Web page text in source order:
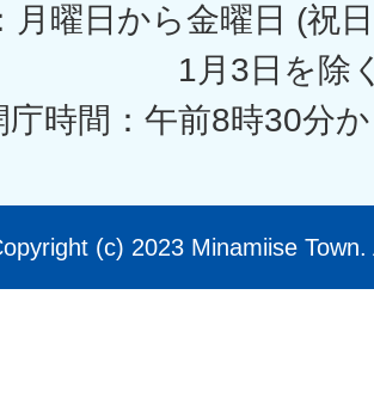
月曜日から金曜日 (祝
1月3日を除
庁時間：午前8時30分
(c) 2023 Minamiise